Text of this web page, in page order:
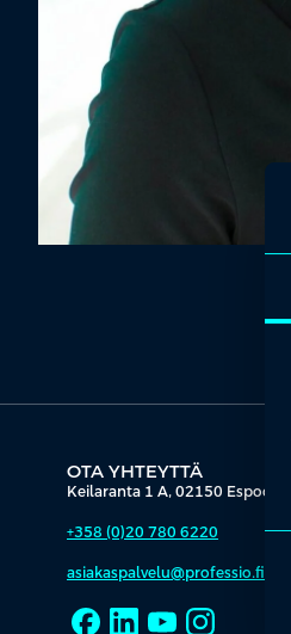
OTA YHTEYTTÄ
Keilaranta 1 A, 02150 Espoo
+358 (0)20 780 6220
asiakaspalvelu@professio.fi